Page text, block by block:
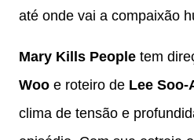
até onde vai a compaixão
Mary Kills People tem
Woo e roteiro de Lee Soo-
clima de tensão e